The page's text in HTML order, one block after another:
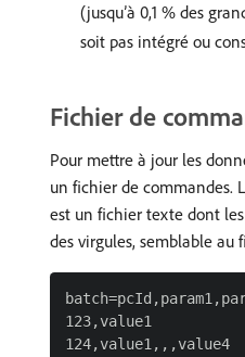
(jusqu’à 0,1 % des
soit pas intégré ou
Fichier de
Pour mettre à jour les
un fichier de commandes.
est un fichier texte dont
des virgules, semblable au
123,value1
124,value1,,,value4